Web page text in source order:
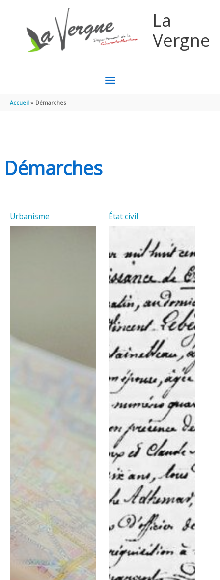
La
Vergne
MENU
Accueil Démarches
Démarches
Urbanisme État civil